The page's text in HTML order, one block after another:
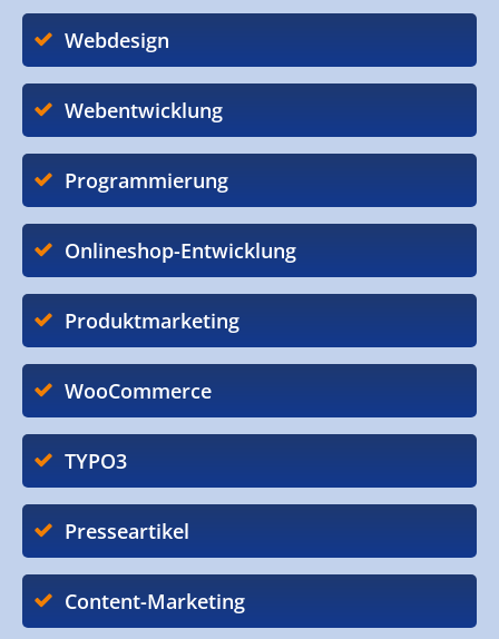
Webdesign
Webentwicklung
Programmierung
Onlineshop-Entwicklung
Produktmarketing
WooCommerce
TYPO3
Presseartikel
Content-Marketing